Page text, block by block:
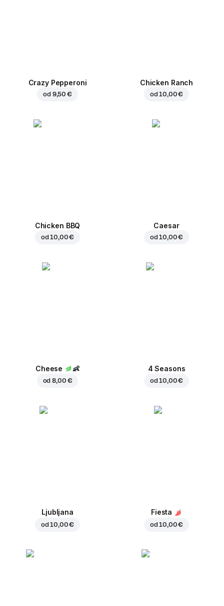
Crazy Pepperoni
od 9,50 €
Chicken Ranch
od10,00 €
Chicken BBQ
od10,00 €
Caesar
od10,00 €
Cheese 👶
od8,00 €
4 Seasons
od10,00 €
Ljubljana
od10,00 €
Fiesta
od10,00 €